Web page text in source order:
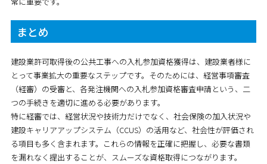
まとめ
建設業許可取得後の公共工事への入札参加資格獲得は、建設業者様に
とって事業拡大の重要なステップです。そのためには、経営事項審査
（経審）の受審と、各発注機関への入札参加資格審査申請という、二
つの手続きを適切に進める必要があります。
特に経審では、経営状況や技術力だけでなく、社会保険の加入状況や
建設キャリアアップシステム（CCUS）の活用など、社会性が評価され
る項目も多く含まれます。これらの情報を正確に把握し、必要な書類
を漏れなく提出することが、スムーズな資格取得につながります。